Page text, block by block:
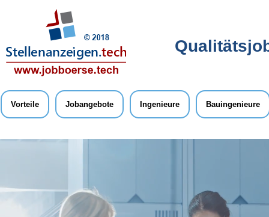
Vorteile Jobangebote Ingenieure Bauingenieure